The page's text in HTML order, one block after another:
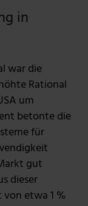
in
war die
Rational
um
betonte die
für
gut
dieser
etwa 1 %